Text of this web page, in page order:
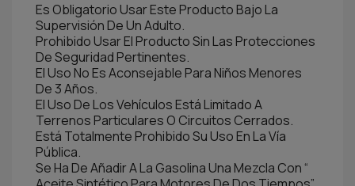
Es Obligatorio Usar Este Producto Bajo La
Supervisión De Un Adulto.
Prohibido Usar El Producto Sin Las Protecciones
De Seguridad Pertinentes.
El Uso No Es Aconsejable Para Niños Menores
De 3 Años.
El Uso De Los Vehículos Está Limitado A
Terrenos Particulares O Circuitos Cerrados.
Está Totalmente Prohibido Su Uso En La Vía
Pública.
Se Ha De Añadir A La Gasolina Una Mezcla Con “